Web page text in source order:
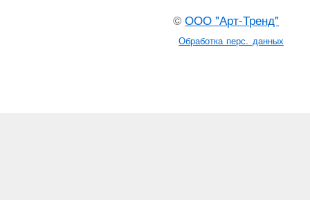
©ООО "Арт-Тренд"
Обработка перс. данных